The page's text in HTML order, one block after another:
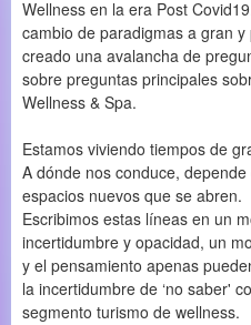
Wellness en la era Post
cambio de paradigmas a gran
creado una avalancha de
sobre preguntas principales
Wellness & Spa.
Estamos viviendo tiempos de
A dónde nos conduce,
espacios nuevos que se abren.
Escribimos estas líneas en un
incertidumbre y opacidad, un
y el pensamiento apenas
la incertidumbre de ‘no saber'
segmento turismo de wellness.